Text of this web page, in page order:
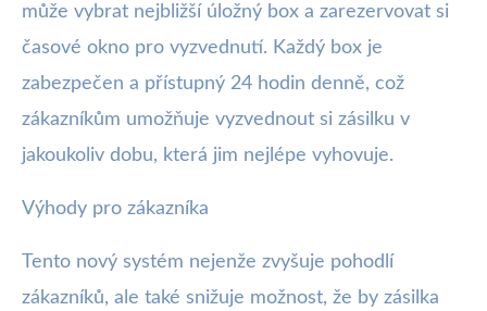
může vybrat nejbližší úložný box a zarezervovat si
časové okno pro vyzvednutí. Každý box je
zabezpečen a přístupný 24 hodin denně, což
zákazníkům umožňuje vyzvednout si zásilku v
jakoukoliv dobu, která jim nejlépe vyhovuje.
Výhody pro zákazníka
Tento nový systém nejenže zvyšuje pohodlí
zákazníků, ale také snižuje možnost, že by zásilka